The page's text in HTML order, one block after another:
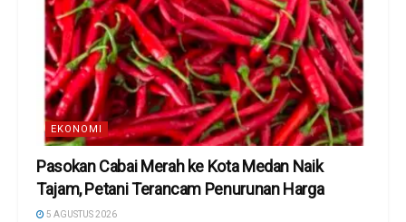
EKONOMI
Pasokan Cabai Merah ke Kota Medan Naik
Tajam, Petani Terancam Penurunan Harga
5 AGUSTUS 2026